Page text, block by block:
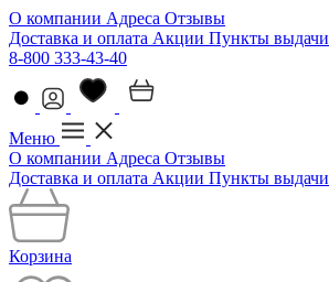
О компании Адреса Отзывы
Доставка и оплата Акции Пункты выдачи
8-800 333-43-40
Меню
О компании Адреса Отзывы
Доставка и оплата Акции Пункты выдачи
Корзина